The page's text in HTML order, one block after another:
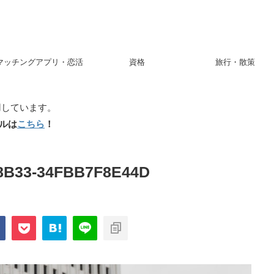
ッチングアプリ・恋活 資格 旅行・散策
ています。
はこちら ！
34FBB7F8E44D